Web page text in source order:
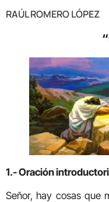
RAÚL ROMERO LÓPEZ
1.- Oración
Señor, hay cosas que